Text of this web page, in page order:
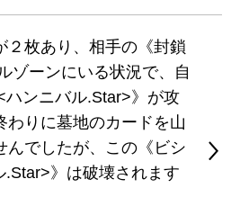
２枚あり、相手の《封鎖
ゾーンにいる状況で、自
ンニバル.Star>》が攻
わりに墓地のカードを山
んでしたが、この《ビシ
.Star>》は破壊されます